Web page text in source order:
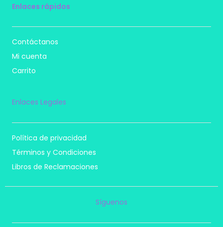
Enlaces rápidos
Contáctanos
Mi cuenta
Carrito
Enlaces Legales
Política de privacidad
Términos y Condiciones
Libros de Reclamaciones
Síguenos